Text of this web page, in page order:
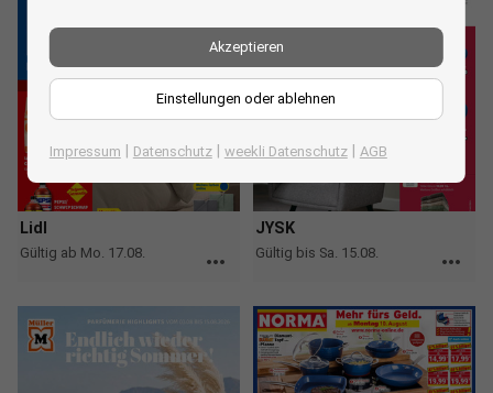
Lidl
Gültig ab Mo. 17.08. more_horiz
JYSK
Gültig bis Sa. 15.08. more_horiz
Einstellungen oder ablehnen
Akzeptieren
Impressum Datenschutz| weekli Datenschutz| AGB